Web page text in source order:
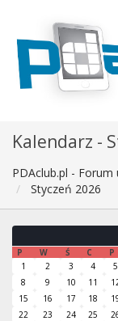
Kalendarz -
PDAclub.pl -
Styczeń 2026
P W Ś C P
1
2 3 4 5
8
9 10 11
15
16 17 18
22
23 24 25